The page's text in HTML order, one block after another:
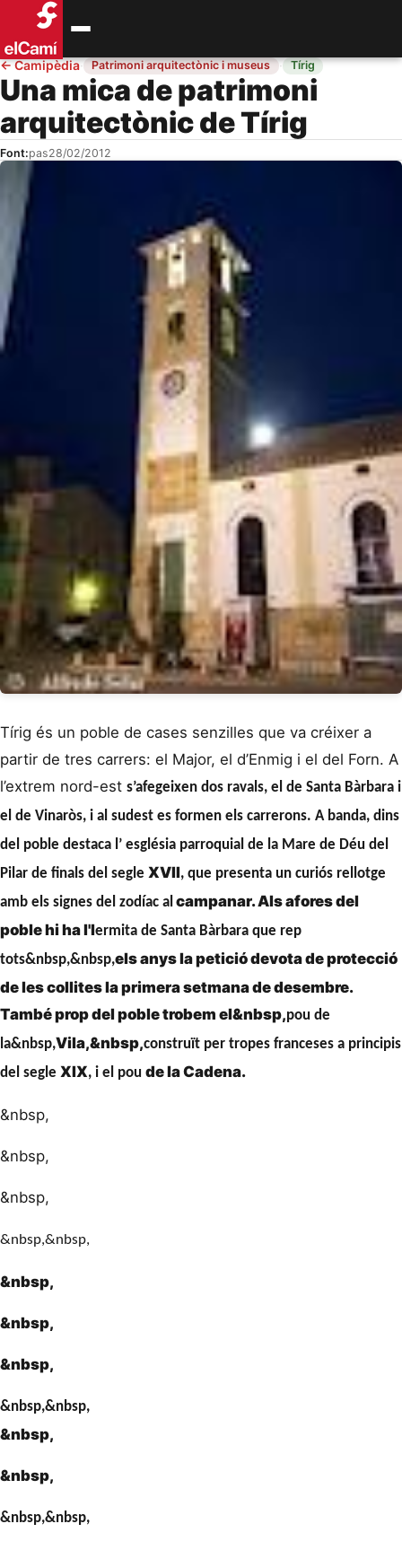
←Camipèdia· Patrimoni arquitectònic i museus · Tírig
Una mica de patrimoni
arquitectònic de Tírig
Font:pas28/02/2012
Tírig és un poble de cases senzilles que va créixer a
partir de tres carrers: el Major, el d’Enmig i el del Forn. A
l’extrem nord-est s’afegeixen dos ravals, el de Santa Bàrbara i
el de Vinaròs, i al sudest es formen els carrerons. A banda, dins
del poble destaca l’ església parroquial de la Mare de Déu del
Pilar de finals del segle XVII, que presenta un curiós rellotge
amb els signes del zodíac al campanar. Als afores del
poble hi ha l'lermita de Santa Bàrbara que rep
tots&nbsp,&nbsp,els anys la petició devota de protecció
de les collites la primera setmana de desembre.
També prop del poble trobem el&nbsp,pou de
la&nbsp,Vila,&nbsp,construït per tropes franceses a principis
del segle XIX, i el pou de la Cadena.
&nbsp,
&nbsp,
&nbsp,
&nbsp,&nbsp,
&nbsp,
&nbsp,
&nbsp,
&nbsp,&nbsp,
&nbsp,
&nbsp,
&nbsp,&nbsp,